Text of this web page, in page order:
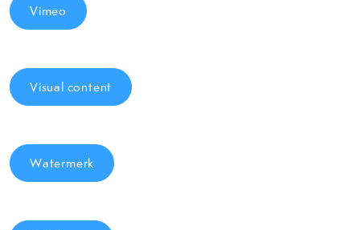
Vimeo
Visual content
Watermerk